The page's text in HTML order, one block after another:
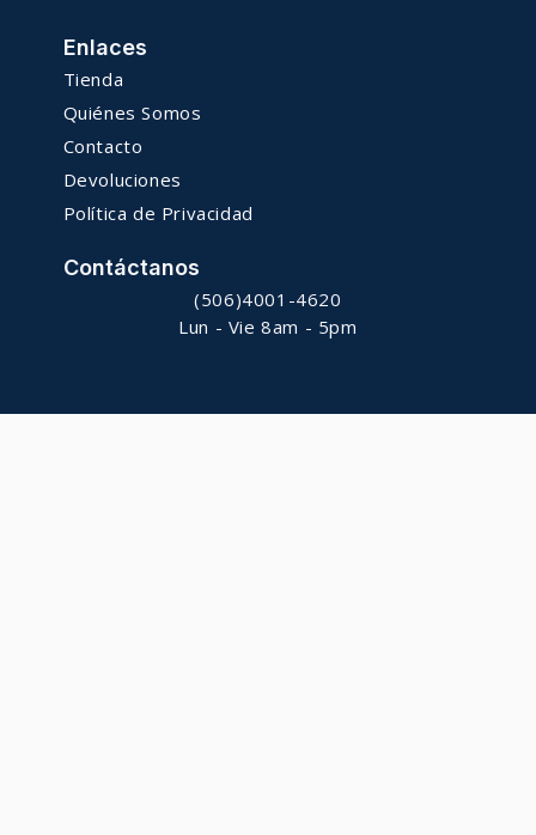
Enlaces
Tienda
Quiénes Somos
Contacto
Devoluciones
Política de Privacidad
Contáctanos
(506)4001-4620
Lun - Vie 8am - 5pm